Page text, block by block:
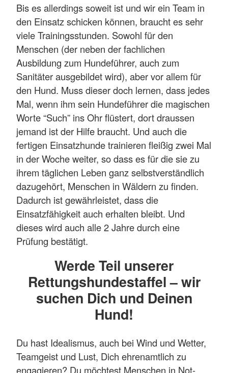
Bis es allerdings soweit ist und wir ein Team in
den Einsatz schicken können, braucht es sehr
viele Trainingsstunden. Sowohl für den
Menschen (der neben der fachlichen
Ausbildung zum Hundeführer, auch zum
Sanitäter ausgebildet wird), aber vor allem für
den Hund. Muss dieser doch lernen, dass jedes
Mal, wenn ihm sein Hundeführer die magischen
Worte “Such” ins Ohr flüstert, dort draussen
jemand ist der Hilfe braucht. Und auch die
fertigen Einsatzhunde trainieren fleißig zwei Mal
in der Woche weiter, so dass es für die sie zu
ihrem täglichen Leben ganz selbstverständlich
dazugehört, Menschen in Wäldern zu finden.
Dadurch ist gewährleistet, dass die
Einsatzfähigkeit auch erhalten bleibt. Und
dieses wird auch alle 2 Jahre durch eine
Prüfung bestätigt.
Werde Teil unserer
Rettungshundestaffel – wir
suchen Dich und Deinen
Hund!
Du hast Idealismus, auch bei Wind und Wetter,
Teamgeist und Lust, Dich ehrenamtlich zu
engagieren? Du möchtest Menschen in Not-